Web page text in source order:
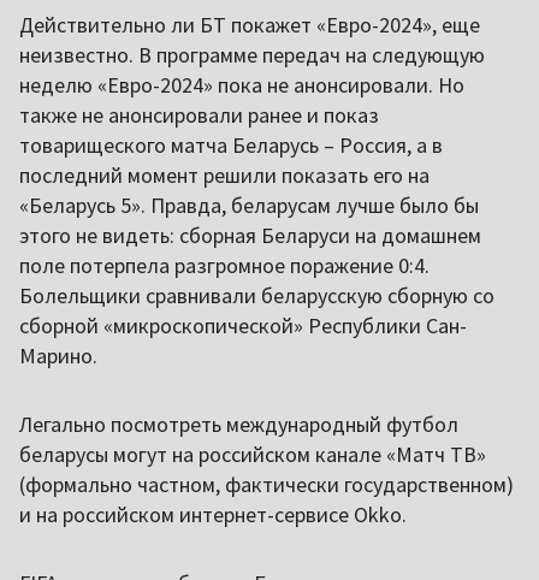
Действительно ли БТ покажет «Евро-2024», еще
неизвестно. В программе передач на следующую
неделю «Евро-2024» пока не анонсировали. Но
также не анонсировали ранее и показ
товарищеского матча Беларусь – Россия, а в
последний момент решили показать его на
«Беларусь 5». Правда, беларусам лучше было бы
этого не видеть: сборная Беларуси на домашнем
поле потерпела разгромное поражение 0:4.
Болельщики сравнивали беларусскую сборную со
сборной «микроскопической» Республики Сан-
Марино.
Легально посмотреть международный футбол
беларусы могут на российском канале «Матч ТВ»
(формально частном, фактически государственном)
и на российском интернет-сервисе Okko.